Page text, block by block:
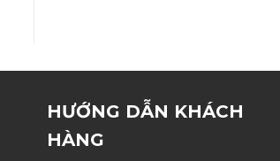
HƯỚNG DẪN KHÁCH
HÀNG